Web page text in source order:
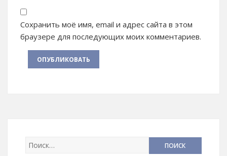
Сохранить моё имя, email и адрес сайта в этом
браузере для последующих моих комментариев.